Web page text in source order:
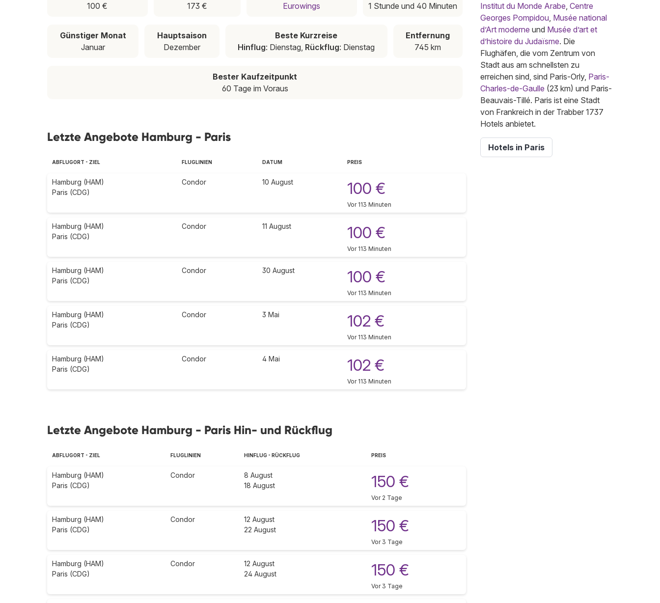
100 €
173 €
Eurowings
1 Stunde und 40 Minuten
Günstiger Monat
Januar
Hauptsaison
Dezember
Beste Kurzreise
Hinflug: Dienstag, Rückflug: Dienstag
Entfernung
745 km
Bester Kaufzeitpunkt
60 Tage im Voraus
Letzte Angebote Hamburg - Paris
ABFLUGORT - ZIEL FLUGLINIEN DATUM PREIS
Hamburg (HAM)
Paris (CDG)
Condor 10 August 100 €
Vor 113 Minuten
Hamburg (HAM)
Paris (CDG)
Condor 11 August 100 €
Vor 113 Minuten
Hamburg (HAM)
Paris (CDG)
Condor 30 August 100 €
Vor 113 Minuten
Hamburg (HAM)
Paris (CDG)
Condor 3 Mai 102 €
Vor 113 Minuten
Hamburg (HAM)
Paris (CDG)
Condor 4 Mai 102 €
Vor 113 Minuten
Letzte Angebote Hamburg - Paris Hin- und Rückflug
ABFLUGORT - ZIEL FLUGLINIEN HINFLUG - RÜCKFLUG PREIS
Hamburg (HAM)
Paris (CDG)
Condor
8 August
18 August
150 €
Vor 2 Tage
Hamburg (HAM)
Paris (CDG)
Condor
12 August
22 August
150 €
Vor 3 Tage
Hamburg (HAM)
Paris (CDG)
Condor
12 August
24 August
150 €
Vor 3 Tage
Institut du Monde Arabe, Centre
Georges Pompidou, Musée national
d’Art moderne und Musée d’art et
d’histoire du Judaïsme. Die
Flughäfen, die vom Zentrum von
Stadt aus am schnellsten zu
erreichen sind, sind Paris-Orly, Paris-
Charles-de-Gaulle (23 km) und Paris-
Beauvais-Tillé. Paris ist eine Stadt
von Frankreich in der Trabber 1737
Hotels anbietet.
Hotels in Paris